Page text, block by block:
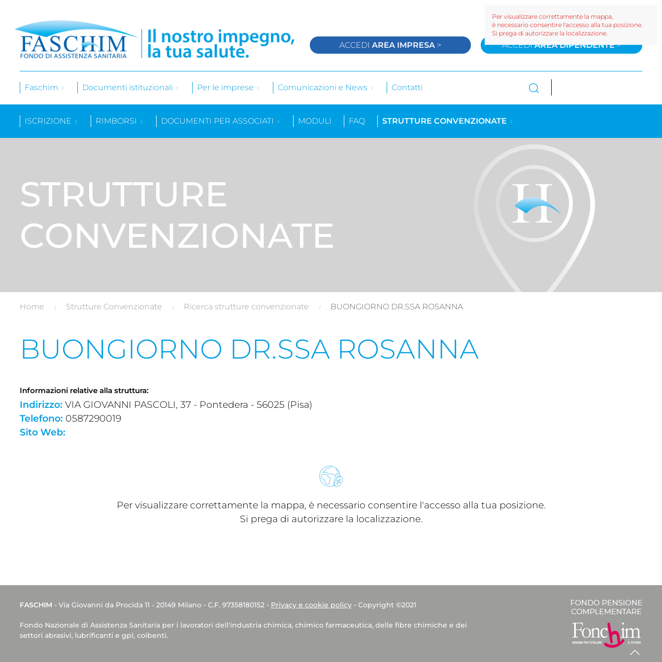
ACCEDIAREA IMPRESA > ACCEDIAREA DIPENDENTE>
Faschim Documenti istituzionali Per le imprese Comunicazioni e News Contatti
ISCRIZIONE RIMBORSI DOCUMENTI PER ASSOCIATI MODULI FAQ STRUTTURE CONVENZIONATE
STRUTTURE
CONVENZIONATE
Home Strutture Convenzionate Ricerca strutture convenzionate BUONGIORNO DR.SSA ROSANNA
BUONGIORNO DR.SSA ROSANNA
Informazioni relative alla struttura:
Indirizzo: VIA GIOVANNI PASCOLI, 37 - Pontedera - 56025 (Pisa)
Telefono: 0587290019
Sito Web:
Per visualizzare correttamente la mappa, è necessario consentire l'accesso alla tua posizione.
Si prega di autorizzare la localizzazione.
FASCHIM - Via Giovanni da Procida 11 - 20149 Milano - C.F. 97358180152 - Privacy e cookie policy - Copyright ©2021
Fondo Nazionale di Assistenza Sanitaria per i lavoratori dell'industria chimica, chimico farmaceutica, delle fibre chimiche e dei
settori abrasivi, lubrificanti e gpl, coibenti.
Per visualizzare correttamente la mappa,
è necessario consentire l'accesso alla tua posizione.
Si prega di autorizzare la localizzazione.